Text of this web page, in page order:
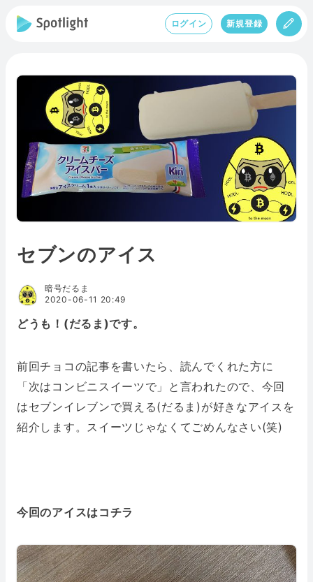
ログイン 新規登録
セブンのアイス
暗号だるま
2020-06-11 20:49
どうも！(だるま)です。
前回チョコの記事を書いたら、読んでくれた方に
「次はコンビニスイーツで」と言われたので、今回
はセブンイレブンで買える(だるま)が好きなアイスを
紹介します。スイーツじゃなくてごめんなさい(笑)
今回のアイスはコチラ